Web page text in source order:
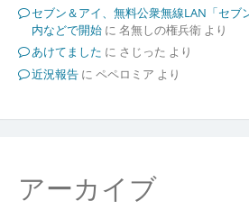
セブン＆アイ、無料公衆無線LAN「セブ
内などで開始に 名無しの権兵衛より
あけてました に さじった より
近況報告に ペペロミア より
アーカイブ